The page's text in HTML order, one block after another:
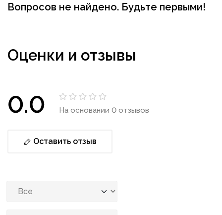
Вопросов не найдено. Будьте первыми!
Оценки и отзывы
0.0 На основании 0 отзывов
Оставить отзыв